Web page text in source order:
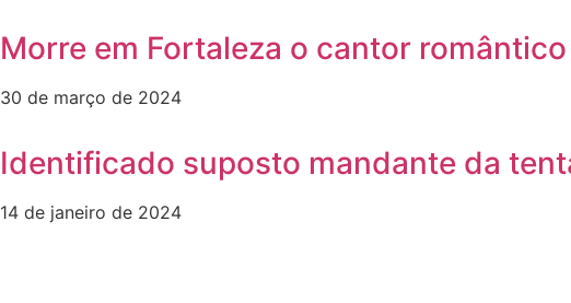
Morre em Fortaleza o cantor
30 de março de 2024
Identificado suposto mandante da
14 de janeiro de 2024